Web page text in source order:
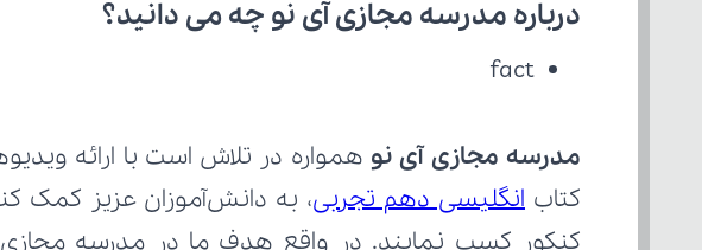
fact
درباره مدرسه مجازی آی نو چه می‌ دانید؟
مدرسه مجازی آی نو
کتاب انگلیسی دهم تجربی